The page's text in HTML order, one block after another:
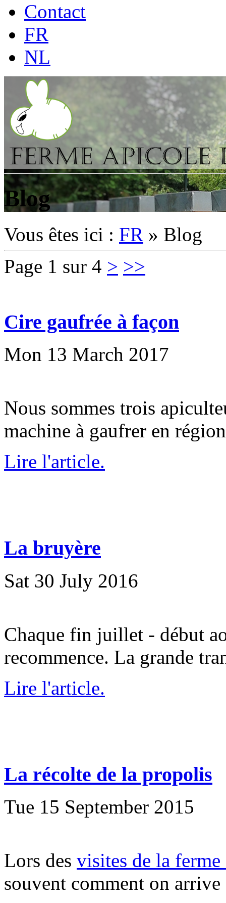
Contact
FR
NL
Blog
Vous êtes ici : FR » Blog
Page 1 sur 4 > >>
Cire gaufrée à façon
Mon 13 March 2017
Nous sommes trois
machine à gaufrer en
Lire l'article.
La bruyère
Sat 30 July 2016
Chaque fin juillet - début
recommence. La grande
Lire l'article.
La récolte de la propolis
Tue 15 September 2015
Lors des visites de la
souvent comment on